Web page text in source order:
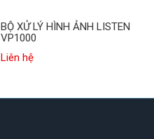
BỘ XỬ LÝ HÌNH ẢNH LISTEN
VP1000
Liên hệ